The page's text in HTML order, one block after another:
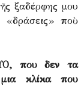
ξαδέρφης μου
«δράσεις» ποὺ
που δεν τα
κλίκα που